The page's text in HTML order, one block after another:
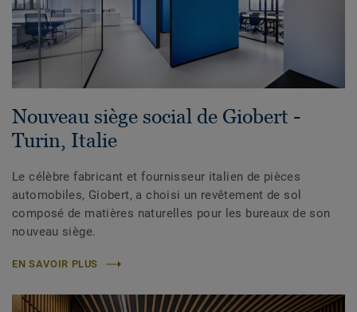
Nouveau siège social de Giobert -
Turin, Italie
Le célèbre fabricant et fournisseur italien de pièces
automobiles, Giobert, a choisi un revêtement de sol
composé de matières naturelles pour les bureaux de son
nouveau siège.
EN SAVOIR PLUS